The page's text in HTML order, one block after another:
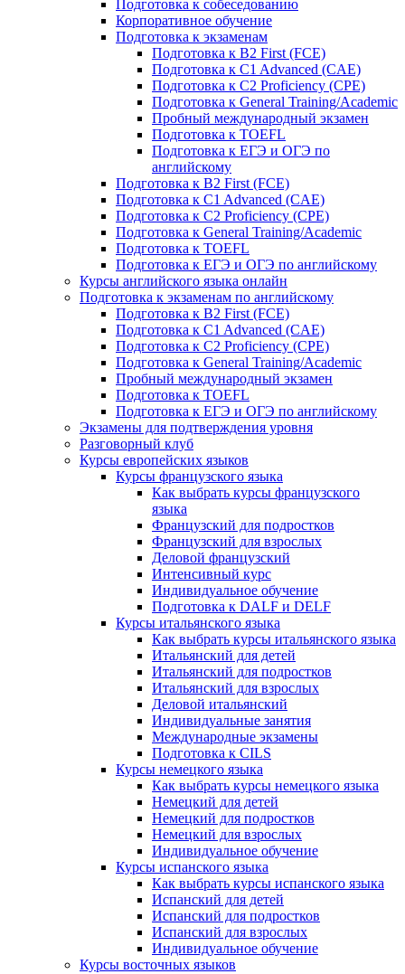
Подготовка к собеседованию
Корпоративное обучение
Подготовка к экзаменам
Подготовка к B2 First (FCE)
Подготовка к C1 Advanced (CAE)
Подготовка к C2 Proficiency (CPE)
Подготовка к General Training/Academic
Пробный международный экзамен
Подготовка к TOEFL
Подготовка к ЕГЭ и ОГЭ по
английскому
Подготовка к B2 First (FCE)
Подготовка к C1 Advanced (CAE)
Подготовка к C2 Proficiency (CPE)
Подготовка к General Training/Academic
Подготовка к TOEFL
Подготовка к ЕГЭ и ОГЭ по английскому
Курсы английского языка онлайн
Подготовка к экзаменам по английскому
Подготовка к B2 First (FCE)
Подготовка к C1 Advanced (CAE)
Подготовка к C2 Proficiency (CPE)
Подготовка к General Training/Academic
Пробный международный экзамен
Подготовка к TOEFL
Подготовка к ЕГЭ и ОГЭ по английскому
Экзамены для подтверждения уровня
Разговорный клуб
Курсы европейских языков
Курсы французского языка
Как выбрать курсы французского
языка
Французский для подростков
Французский для взрослых
Деловой французский
Интенсивный курс
Индивидуальное обучение
Подготовка к DALF и DELF
Курсы итальянского языка
Как выбрать курсы итальянского языка
Итальянский для детей
Итальянский для подростков
Итальянский для взрослых
Деловой итальянский
Индивидуальные занятия
Международные экзамены
Подготовка к CILS
Курсы немецкого языка
Как выбрать курсы немецкого языка
Немецкий для детей
Немецкий для подростков
Немецкий для взрослых
Индивидуальное обучение
Курсы испанского языка
Как выбрать курсы испанского языка
Испанский для детей
Испанский для подростков
Испанский для взрослых
Индивидуальное обучение
Курсы восточных языков